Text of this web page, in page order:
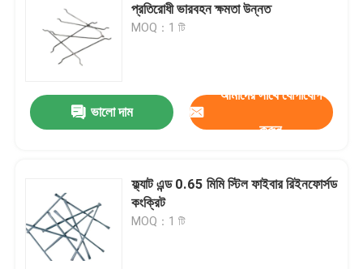
পণ্য
প্রতিরোধী ভারবহন ক্ষমতা উন্নত
MOQ：1 টি
ভালো দাম
আমাদের সাথে যোগাযোগ
করুন
ফ্ল্যাট এন্ড 0.65 মিমি স্টিল ফাইবার রিইনফোর্সড
কংক্রিট
MOQ：1 টি